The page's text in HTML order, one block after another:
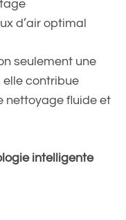
d’air optimal
seulement une
contribue
nettoyage fluide et
intelligente